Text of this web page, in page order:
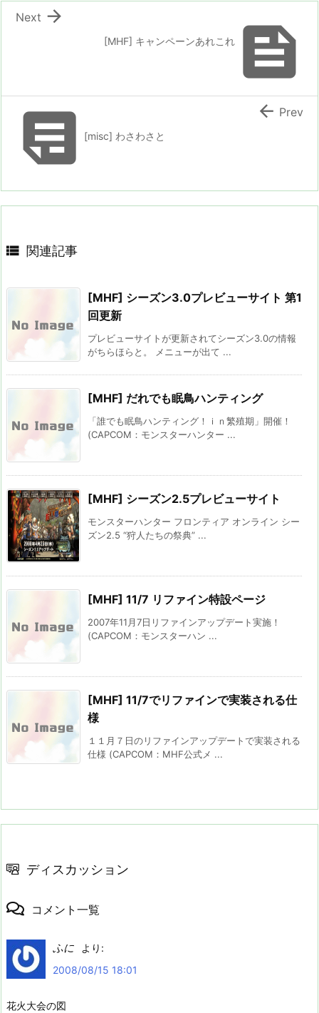

[MHF] キャンペーンあれこれ

Next
[misc] わさわさと
 Prev
 関連記事
[MHF] シーズン3.0プレビューサイト 第1
回更新
プレビューサイトが更新されてシーズン3.0の情報
がちらほらと。 メニューが出て ...
[MHF] だれでも眠鳥ハンティング
「誰でも眠鳥ハンティング！ｉｎ繁殖期」開催！
(CAPCOM：モンスターハンター ...
[MHF] シーズン2.5プレビューサイト
モンスターハンター フロンティア オンライン シー
ズン2.5 “狩人たちの祭典” ...
[MHF] 11/7 リファイン特設ページ
2007年11月7日リファインアップデート実施！
(CAPCOM：モンスターハン ...
[MHF] 11/7でリファインで実装される仕
様
１１月７日のリファインアップデートで実装される
仕様 (CAPCOM：MHF公式メ ...
ディスカッション
コメント一覧
ふに
より:
2008/08/15 18:01
花火大会の図